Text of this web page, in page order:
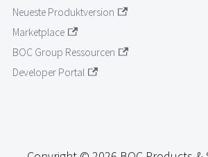
Neueste Produktversion
Marketplace
BOC Group Ressourcen
Developer Portal